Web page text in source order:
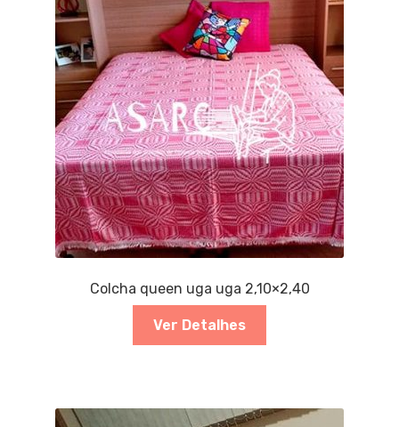
Colcha queen uga uga 2,10×2,40
Ver Detalhes